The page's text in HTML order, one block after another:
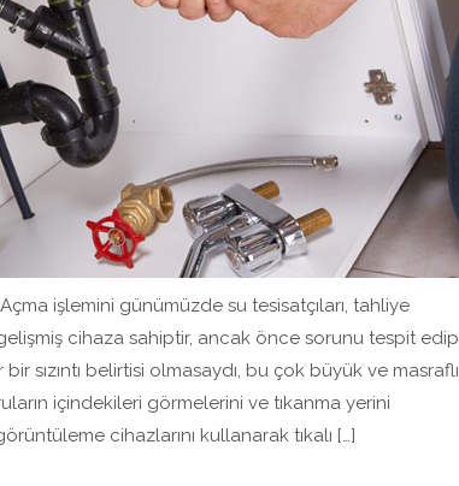
Açma işlemini günümüzde su tesisatçıları, tahliye
cihaza sahiptir, ancak önce sorunu tespit edip
sızıntı belirtisi olmasaydı, bu çok büyük ve masraflı
içindekileri görmelerini ve tıkanma yerini
cihazlarını kullanarak tıkalı […]